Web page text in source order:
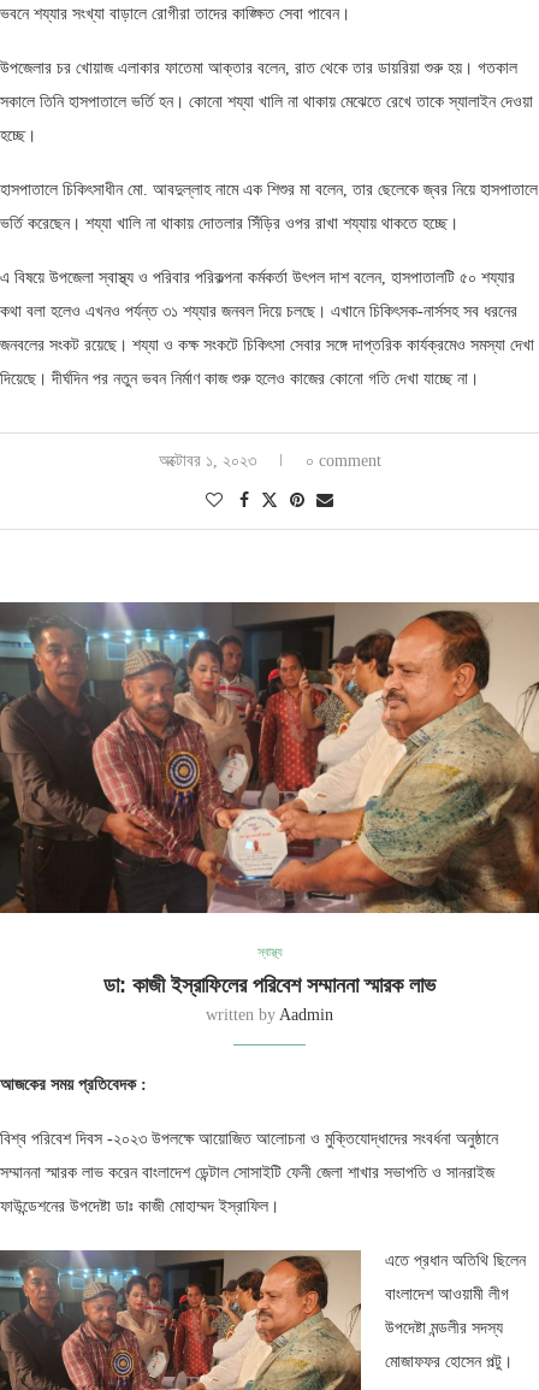
ভবনে শয্যার সংখ্যা বাড়ালে রোগীরা তাদের কাঙ্ক্ষিত সেবা পাবেন।
উপজেলার চর খোয়াজ এলাকার ফাতেমা আক্তার বলেন, রাত থেকে তার ডায়রিয়া শুরু হয়। গতকাল
সকালে তিনি হাসপাতালে ভর্তি হন। কোনো শয্যা খালি না থাকায় মেঝেতে রেখে তাকে স্যালাইন দেওয়া
হচ্ছে।
হাসপাতালে চিকিৎসাধীন মো. আবদুল্লাহ নামে এক শিশুর মা বলেন, তার ছেলেকে জ্বর নিয়ে হাসপাতালে
ভর্তি করেছেন। শয্যা খালি না থাকায় দোতলার সিঁড়ির ওপর রাখা শয্যায় থাকতে হচ্ছে।
এ বিষয়ে উপজেলা স্বাস্থ্য ও পরিবার পরিকল্পনা কর্মকর্তা উৎপল দাশ বলেন, হাসপাতালটি ৫০ শয্যার
কথা বলা হলেও এখনও পর্যন্ত ৩১ শয্যার জনবল দিয়ে চলছে। এখানে চিকিৎসক-নার্সসহ সব ধরনের
জনবলের সংকট রয়েছে। শয্যা ও কক্ষ সংকটে চিকিৎসা সেবার সঙ্গে দাপ্তরিক কার্যক্রমেও সমস্যা দেখা
দিয়েছে। দীর্ঘদিন পর নতুন ভবন নির্মাণ কাজ শুরু হলেও কাজের কোনো গতি দেখা যাচ্ছে না।
অক্টোবর ১, ২০২৩ ০ comment
স্বাস্থ্য
ডা: কাজী ইস্রাফিলের পরিবেশ সম্মাননা স্মারক লাভ
written by Aadmin
আজকের সময় প্রতিবেদক :
বিশ্ব পরিবেশ দিবস -২০২৩ উপলক্ষে আয়োজিত আলোচনা ও মুক্তিযোদ্ধাদের সংবর্ধনা অনুষ্ঠানে
সম্মাননা স্মারক লাভ করেন বাংলাদেশ ডেন্টাল সোসাইটি ফেনী জেলা শাখার সভাপতি ও সানরাইজ
ফাউন্ডেশনের উপদেষ্টা ডাঃ কাজী মোহাম্মদ ইস্রাফিল।
এতে প্রধান অতিথি ছিলেন
বাংলাদেশ আওয়ামী লীগ
উপদেষ্টা মন্ডলীর সদস্য
মোজাফফর হোসেন পল্টু।